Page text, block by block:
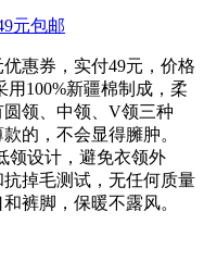
惠券，实付49元，价格
100%新疆棉制成，柔
领、中领、V领三种
的，不会显得臃肿。
领设计，避免衣领外
掉毛测试，无任何质量
裤脚，保暖不露风。